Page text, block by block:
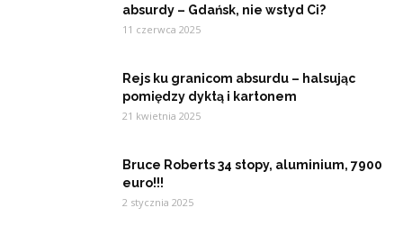
absurdy – Gdańsk, nie wstyd Ci?
11 czerwca 2025
Rejs ku granicom absurdu – halsując
pomiędzy dyktą i kartonem
21 kwietnia 2025
Bruce Roberts 34 stopy, aluminium, 7900
euro!!!
2 stycznia 2025